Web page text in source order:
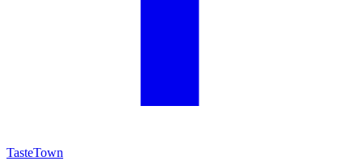
TasteTown